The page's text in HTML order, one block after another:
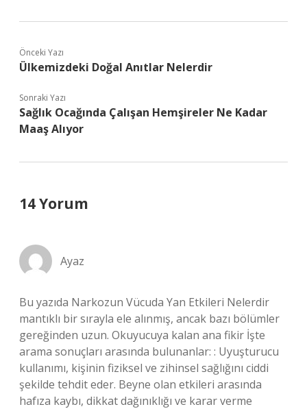
Önceki Yazı
Ülkemizdeki Doğal Anıtlar Nelerdir
Sonraki Yazı
Sağlık Ocağında Çalışan Hemşireler Ne Kadar
Maaş Alıyor
14 Yorum
Ayaz
Bu yazıda Narkozun Vücuda Yan Etkileri Nelerdir
mantıklı bir sırayla ele alınmış, ancak bazı bölümler
gereğinden uzun. Okuyucuya kalan ana fikir İşte
arama sonuçları arasında bulunanlar: : Uyuşturucu
kullanımı, kişinin fiziksel ve zihinsel sağlığını ciddi
şekilde tehdit eder. Beyne olan etkileri arasında
hafıza kaybı, dikkat dağınıklığı ve karar verme